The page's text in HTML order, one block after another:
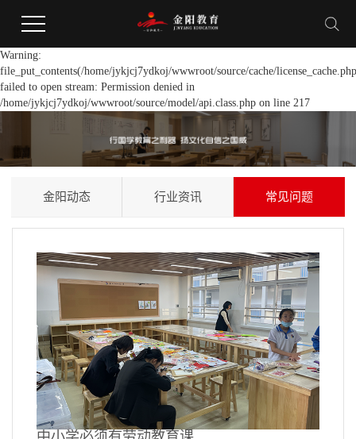
Warning:
file_put_contents(/home/jykjcj7ydkoj/wwwroot/source/cache/
failed to open stream: Permission denied in
/home/jykjcj7ydkoj/wwwroot/source/model/api.class.php on line 217
金阳动态 行业资讯 常见问题